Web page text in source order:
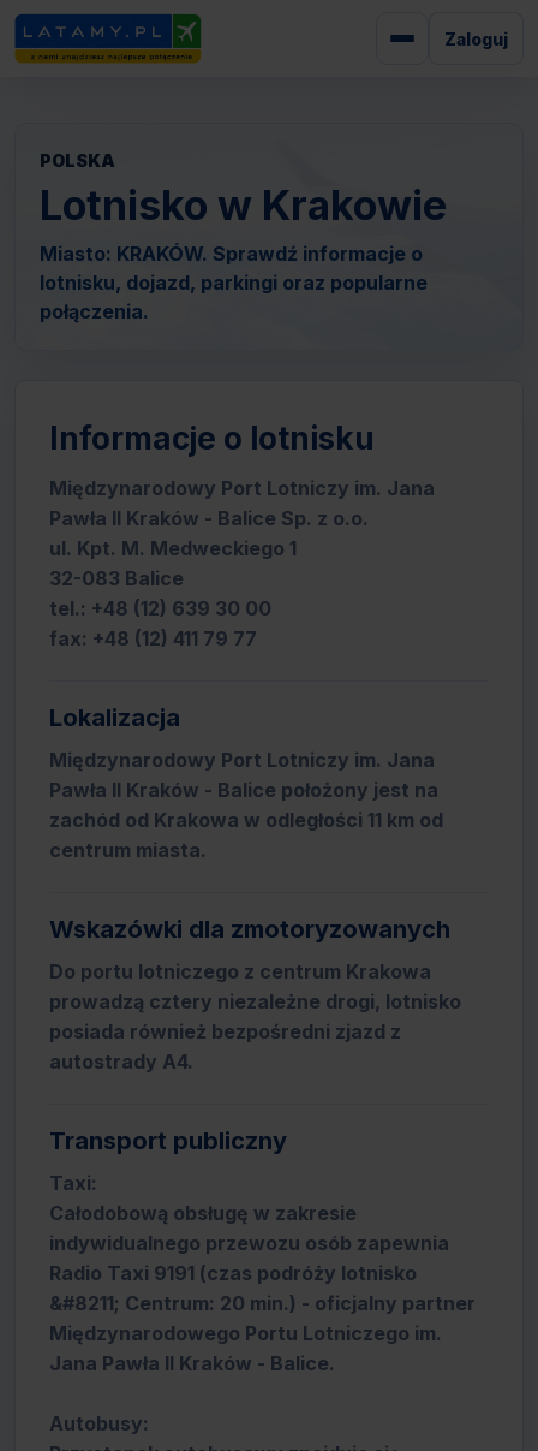
Zaloguj
POLSKA
Lotnisko w Krakowie
Miasto: KRAKÓW. Sprawdź informacje o
lotnisku, dojazd, parkingi oraz popularne
połączenia.
Informacje o lotnisku
Międzynarodowy Port Lotniczy im. Jana
Pawła II Kraków - Balice Sp. z o.o.
ul. Kpt. M. Medweckiego 1
32-083 Balice
tel.: +48 (12) 639 30 00
fax: +48 (12) 411 79 77
Lokalizacja
Międzynarodowy Port Lotniczy im. Jana
Pawła II Kraków - Balice położony jest na
zachód od Krakowa w odległości 11 km od
centrum miasta.
Wskazówki dla zmotoryzowanych
Do portu lotniczego z centrum Krakowa
prowadzą cztery niezależne drogi, lotnisko
posiada również bezpośredni zjazd z
autostrady A4.
Transport publiczny
Taxi:
Całodobową obsługę w zakresie
indywidualnego przewozu osób zapewnia
Radio Taxi 9191 (czas podróży lotnisko
&#8211; Centrum: 20 min.) - oficjalny partner
Międzynarodowego Portu Lotniczego im.
Jana Pawła II Kraków - Balice.
Autobusy: